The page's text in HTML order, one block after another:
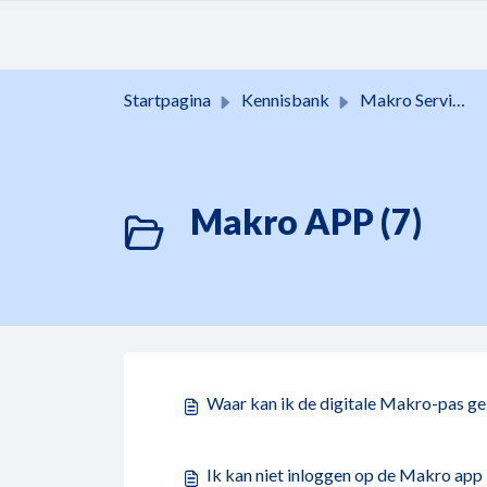
Startpagina Kennisbank Makro Services
Makro APP (7)
Waar kan ik de digitale Makro-pas
Ik kan niet inloggen op de Makro app